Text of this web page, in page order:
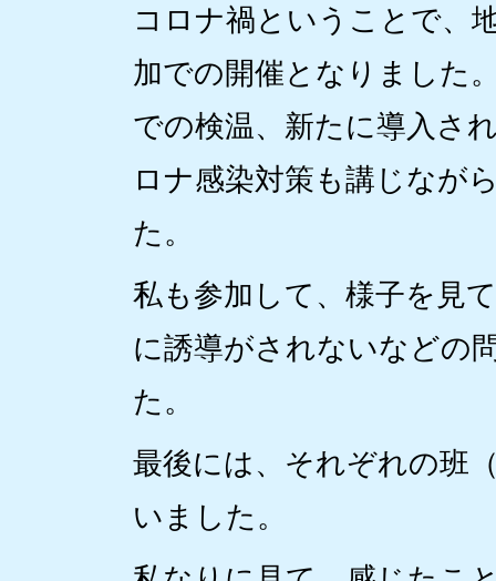
コロナ禍ということで、
加での開催となりました
での検温、新たに導入さ
ロナ感染対策も講じなが
た。
私も参加して、様子を見
に誘導がされないなどの
た。
最後には、それぞれの班
いました。